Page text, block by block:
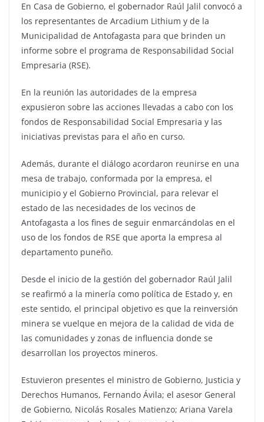
En Casa de Gobierno, el gobernador Raúl Jalil convocó a
los representantes de Arcadium Lithium y de la
Municipalidad de Antofagasta para que brinden un
informe sobre el programa de Responsabilidad Social
Empresaria (RSE).
En la reunión las autoridades de la empresa
expusieron sobre las acciones llevadas a cabo con los
fondos de Responsabilidad Social Empresaria y las
iniciativas previstas para el año en curso.
Además, durante el diálogo acordaron reunirse en una
mesa de trabajo, conformada por la empresa, el
municipio y el Gobierno Provincial, para relevar el
estado de las necesidades de los vecinos de
Antofagasta a los fines de seguir enmarcándolas en el
uso de los fondos de RSE que aporta la empresa al
departamento puneño.
Desde el inicio de la gestión del gobernador Raúl Jalil
se reafirmó a la minería como política de Estado y, en
este sentido, el principal objetivo es que la reinversión
minera se vuelque en mejora de la calidad de vida de
las comunidades y zonas de influencia donde se
desarrollan los proyectos mineros.
Estuvieron presentes el ministro de Gobierno, Justicia y
Derechos Humanos, Fernando Ávila; el asesor General
de Gobierno, Nicolás Rosales Matienzo; Ariana Varela